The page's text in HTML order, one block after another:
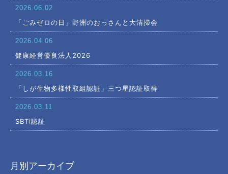
2026.06.02
「ごみゼロの日」野洲のおっさんと大清掃会
2026.04.06
健康経営優良法人2026
2026.03.16
「しが生物多様性取組認証」三つ星認証取得
2026.03.11
SBTi認証
月別アーカイブ